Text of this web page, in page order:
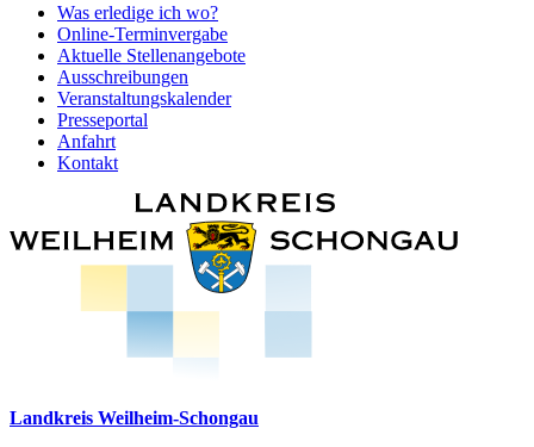
Was erledige ich wo?
Online-Terminvergabe
Aktuelle Stellenangebote
Ausschreibungen
Veranstaltungskalender
Presseportal
Anfahrt
Kontakt
Landkreis Weilheim-Schongau